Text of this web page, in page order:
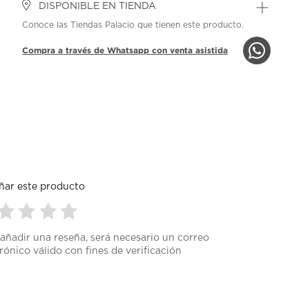
DISPONIBLE EN TIENDA
Conoce las Tiendas Palacio que tienen este producto.
Compra a través de Whatsapp con venta asistida
estrellas.
4 estrellas.
3 estrellas.
2 estrellas.
este producto
parapara
calificar
para
calificar
para
calificar
añadir una reseña, será necesario un correo
válido con fines de verificación